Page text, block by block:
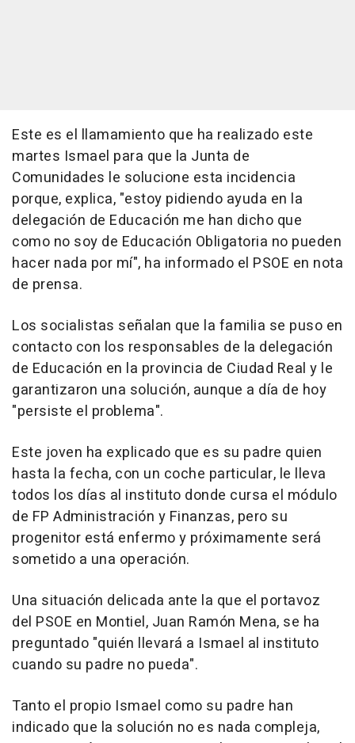
Este es el llamamiento que ha realizado este
martes Ismael para que la Junta de
Comunidades le solucione esta incidencia
porque, explica, "estoy pidiendo ayuda en la
delegación de Educación me han dicho que
como no soy de Educación Obligatoria no pueden
hacer nada por mí", ha informado el PSOE en nota
de prensa.
Los socialistas señalan que la familia se puso en
contacto con los responsables de la delegación
de Educación en la provincia de Ciudad Real y le
garantizaron una solución, aunque a día de hoy
"persiste el problema".
Este joven ha explicado que es su padre quien
hasta la fecha, con un coche particular, le lleva
todos los días al instituto donde cursa el módulo
de FP Administración y Finanzas, pero su
progenitor está enfermo y próximamente será
sometido a una operación.
Una situación delicada ante la que el portavoz
del PSOE en Montiel, Juan Ramón Mena, se ha
preguntado "quién llevará a Ismael al instituto
cuando su padre no pueda".
Tanto el propio Ismael como su padre han
indicado que la solución no es nada compleja,